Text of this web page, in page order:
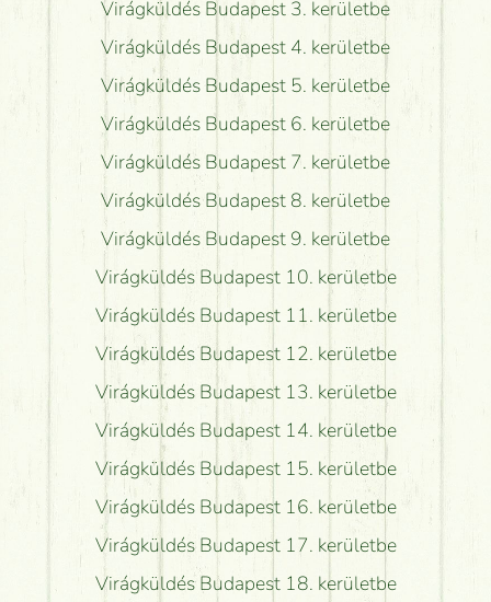
Virágküldés Budapest 3. kerületbe
Virágküldés Budapest 4. kerületbe
Virágküldés Budapest 5. kerületbe
Virágküldés Budapest 6. kerületbe
Virágküldés Budapest 7. kerületbe
Virágküldés Budapest 8. kerületbe
Virágküldés Budapest 9. kerületbe
Virágküldés Budapest 10. kerületbe
Virágküldés Budapest 11. kerületbe
Virágküldés Budapest 12. kerületbe
Virágküldés Budapest 13. kerületbe
Virágküldés Budapest 14. kerületbe
Virágküldés Budapest 15. kerületbe
Virágküldés Budapest 16. kerületbe
Virágküldés Budapest 17. kerületbe
Virágküldés Budapest 18. kerületbe